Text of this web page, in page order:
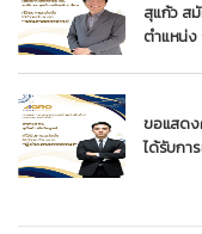
สุแก้ว ส
ตำแหน่ง
ขอแสดง
ได้รับกา